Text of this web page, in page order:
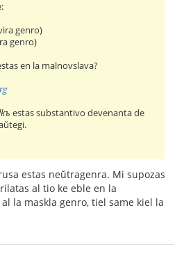
genro)
genro)
en la malnovslava?
estas substantivo devenanta de
estas neŭtragenra. Mi supozas
al tio ke eble en la
la maskla genro, tiel same kiel la